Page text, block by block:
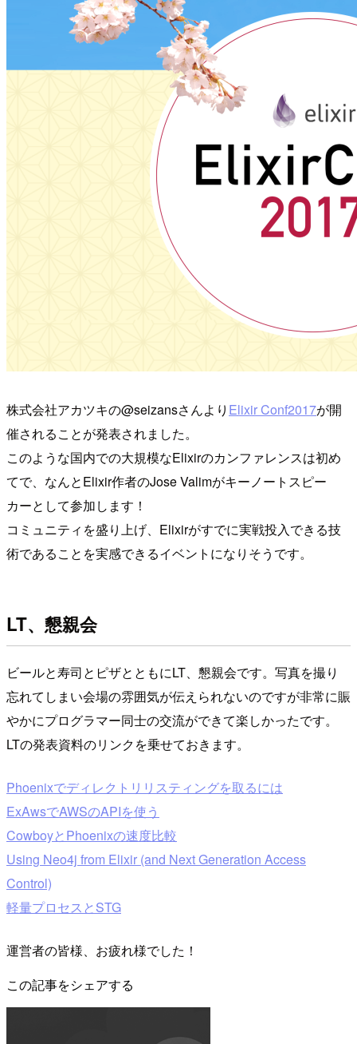
株式会社アカツキの@seizansさんより Elixir Conf2017が開
催されることが発表されました。
このような国内での大規模なElixirのカンファレンスは初め
てで、なんとElixir作者のJose Valimがキーノートスピー
カーとして参加します！
コミュニティを盛り上げ、Elixirがすでに実戦投入できる技
術であることを実感できるイベントになりそうです。
LT、懇親会
ビールと寿司とピザとともにLT、懇親会です。写真を撮り
忘れてしまい会場の雰囲気が伝えられないのですが非常に賑
やかにプログラマー同士の交流ができて楽しかったです。
LTの発表資料のリンクを乗せておきます。
Phoenixでディレクトリリスティングを取るには
ExAwsでAWSのAPIを使う
CowboyとPhoenixの速度比較
Using Neo4j from Elixir (and Next Generation Access
Control)
軽量プロセスとSTG
運営者の皆様、お疲れ様でした！
この記事をシェアする